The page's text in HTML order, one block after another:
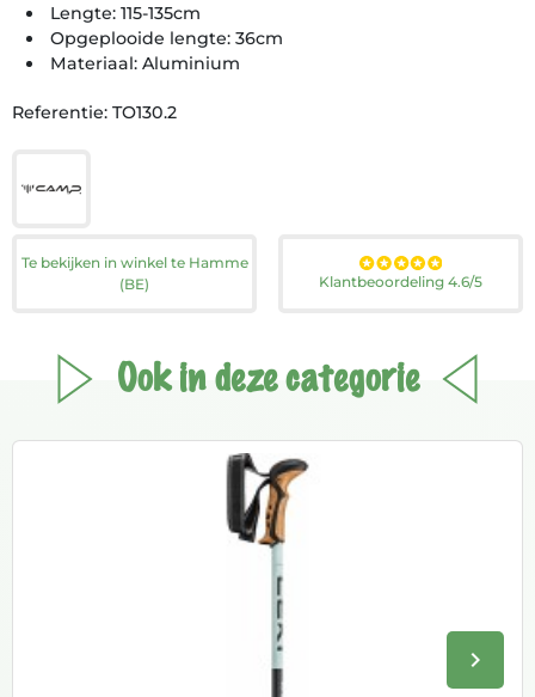
Lengte: 115-135cm
Opgeplooide lengte: 36cm
Materiaal: Aluminium
Referentie: TO130.2
Te bekijken in winkel te Hamme
(BE)
Klantbeoordeling 4.6/5
Ook in deze categorie
keyboard_arrow_right